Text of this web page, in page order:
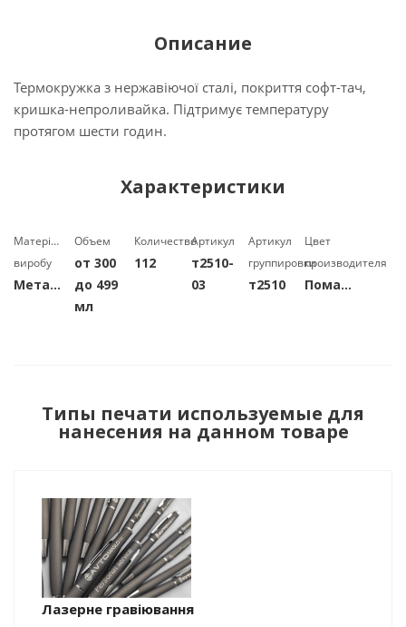
Описание
Термокружка з нержавіючої сталі, покриття софт-тач,
кришка-непроливайка. Підтримує температуру
протягом шести годин.
Характеристики
Матеріал
виробу
Металл
Объем
от 300
до 499
мл
Количество
112
Артикул
т2510-
03
Артикул
группировки
т2510
Цвет
производителя
Помаранчевий
Типы печати используемые для
нанесения на данном товаре
Лазерне гравіювання